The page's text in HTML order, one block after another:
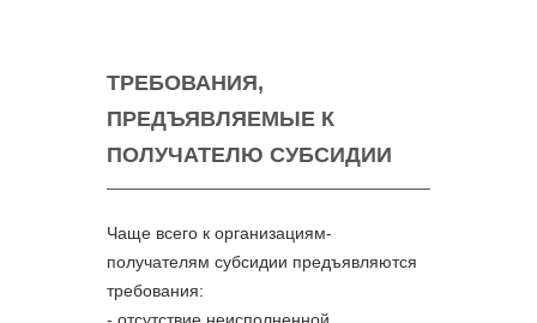
ТРЕБОВАНИЯ,
ПРЕДЪЯВЛЯЕМЫЕ К
ПОЛУЧАТЕЛЮ СУБСИДИИ
Чаще всего к организациям-
получателям субсидии предъявляются
требования:
- отсутствие неисполненной